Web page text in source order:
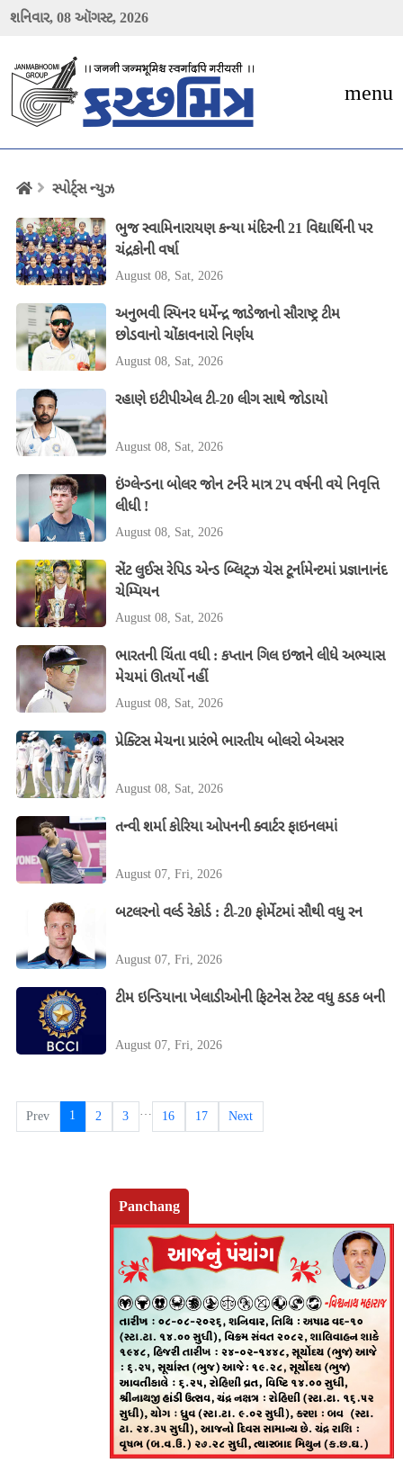
શનિવાર, 08ઑગસ્ટ, 2026
menu
સ્પોર્ટ્સ ન્યુઝ
ભુજ સ્વામિનારાયણ કન્યા મંદિરની 21 વિદ્યાર્થિની પર
ચંદ્રકોની વર્ષા
August 08, Sat, 2026
અનુભવી સ્પિનર ધર્મેન્દ્ર જાડેજાનો સૌરાષ્ટ્ર ટીમ
છોડવાનો ચોંકાવનારો નિર્ણય
August 08, Sat, 2026
રહાણે ઇટીપીએલ ટી-20 લીગ સાથે જોડાયો
August 08, Sat, 2026
ઇંગ્લેન્ડના બોલર જોન ટર્નરે માત્ર 2પ વર્ષની વયે નિવૃત્તિ
લીધી !
August 08, Sat, 2026
સેંટ લુઈસ રેપિડ એન્ડ બ્લિટ્ઝ ચેસ ટૂર્નામેન્ટમાં પ્રજ્ઞાનાનંદ
ચેમ્પિયન
August 08, Sat, 2026
ભારતની ચિંતા વધી : કપ્તાન ગિલ ઇજાને લીધે અભ્યાસ
મેચમાં ઊતર્યો નહીં
August 08, Sat, 2026
પ્રેક્ટિસ મેચના પ્રારંભે ભારતીય બોલરો બેઅસર
August 08, Sat, 2026
તન્વી શર્મા કોરિયા ઓપનની ક્વાર્ટર ફાઇનલમાં
August 07, Fri, 2026
બટલરનો વર્લ્ડ રેકોર્ડ : ટી-20 ફોર્મેટમાં સૌથી વધુ રન
August 07, Fri, 2026
ટીમ ઇન્ડિયાના ખેલાડીઓની ફિટનેસ ટેસ્ટ વધુ કડક બની
August 07, Fri, 2026
Prev 1 2 3 … 16 17 Next
Panchang